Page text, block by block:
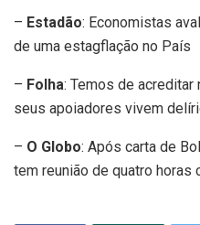
– Estadão: Economistas
de uma estagflação no País
– Folha: Temos de acreditar
seus apoiadores vivem
– O Globo: Após carta de
tem reunião de quatro horas